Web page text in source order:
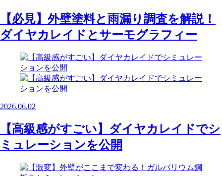
【必見】外壁塗料と雨漏り調査を解説！
ダイヤカレイドとサーモグラフィー
2026.06.02
【高級感がすごい】ダイヤカレイドでシ
ミュレーションを公開